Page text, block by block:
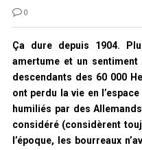
0
Ça dure depuis 1904.
amertume et un
descendants des 60 000
ont perdu la vie en
humiliés par des
considéré (considèrent
l’époque, les bourreaux